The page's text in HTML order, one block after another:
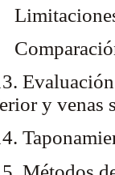
y venas